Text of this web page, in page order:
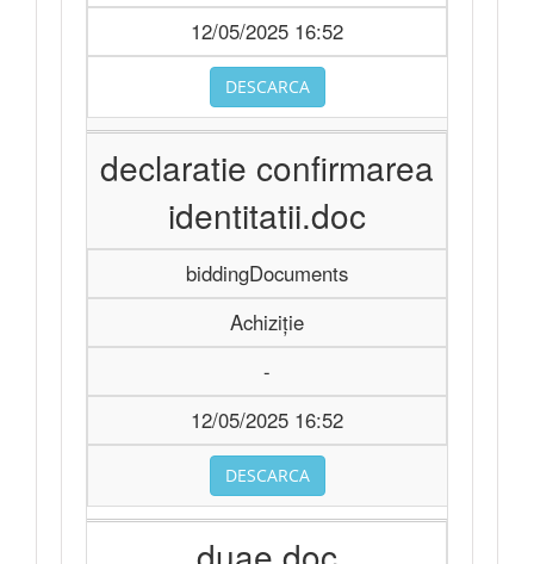
12/05/2025 16:52
DESCARCA
declaratie confirmarea
identitatii.doc
biddingDocuments
Achiziție
-
12/05/2025 16:52
DESCARCA